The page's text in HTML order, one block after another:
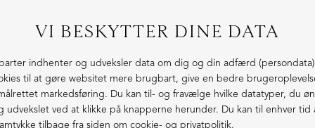
Ekstraordinær kvalitet - produceret i Europa